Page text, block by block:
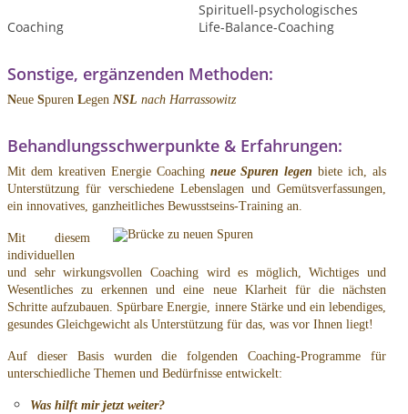
Coaching
Spirituell-psychologisches
Life-Balance-Coaching
Sonstige, ergänzenden Methoden:
Neue Spuren Legen NSL nach Harrassowitz
Behandlungsschwerpunkte & Erfahrungen:
Mit dem kreativen Energie Coaching neue Spuren legen biete ich, als
Unterstützung für verschiedene Lebenslagen und Gemütsverfassungen,
ein innovatives, ganzheitliches Bewusstseins-Training an.
Mit diesem
individuellen
und sehr wirkungsvollen Coaching wird es möglich, Wichtiges und
Wesentliches zu erkennen und eine neue Klarheit für die nächsten
Schritte aufzubauen. Spürbare Energie, innere Stärke und ein lebendiges,
gesundes Gleichgewicht als Unterstützung für das, was vor Ihnen liegt!
Auf dieser Basis wurden die folgenden Coaching-Programme für
unterschiedliche Themen und Bedürfnisse entwickelt:
Was hilft mir jetzt weiter?